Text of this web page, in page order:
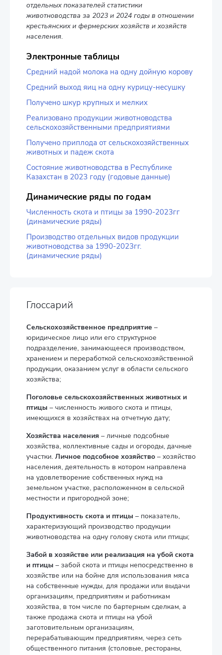
отдельных показателей статистики
животноводства за 2023 и 2024 годы в отношении
крестьянских и фермерских хозяйств и хозяйств
населения.
Электронные таблицы
Средний надой молока на одну дойную корову
Средний выход яиц на одну курицу-несушку
Получено шкур крупных и мелких
Реализовано продукции животноводства
сельскохозяйственными предприятиями
Получено приплода от сельскохозяйственных
животных и падеж скота
Состояние животноводства в Республике
Казахстан в 2023 году (годовые данные)
Динамические ряды по годам
Численность скота и птицы за 1990-2023гг
(динамические ряды)
Производство отдельных видов продукции
животноводства за 1990-2023гг.
(динамические ряды)
Глоссарий
Сельскохозяйственное предприятие –
юридическое лицо или его структурное
подразделение, занимающееся производством,
хранением и переработкой сельскохозяйственной
продукции, оказанием услуг в области сельского
хозяйства;
Поголовье сельскохозяйственных животных и
птицы – численность живого скота и птицы,
имеющихся в хозяйствах на отчетную дату;
Хозяйства населения – личные подсобные
хозяйства, коллективные сады и огороды, дачные
участки. Личное подсобное хозяйство – хозяйство
населения, деятельность в котором направлена
на удовлетворение собственных нужд на
земельном участке, расположенном в сельской
местности и пригородной зоне;
Продуктивность скота и птицы – показатель,
характеризующий производство продукции
животноводства на одну голову скота или птицы;
Забой в хозяйстве или реализация на убой скота
и птицы – забой скота и птицы непосредственно в
хозяйстве или на бойне для использования мяса
на собственные нужды, для продажи или выдачи
организациям, предприятиям и работникам
хозяйства, в том числе по бартерным сделкам, а
также продажа скота и птицы на убой
заготовительным организациям,
перерабатывающим предприятиям, через сеть
общественного питания (столовые, рестораны,